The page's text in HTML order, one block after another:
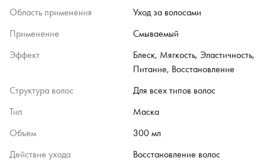
Область применения
Уход за волосами
Применение
Смываемый
Эффект
Блеск, Мягкость, Эластичность,
Питание, Восстановление
Структура волос
Для всех типов волос
Тип
Маска
Объем
300 мл
Действие ухода
Восстановление волос